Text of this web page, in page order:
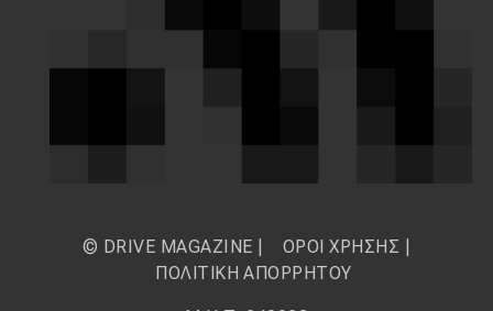
© DRIVE MAGAZINE | ΟΡΟΙ ΧΡΗΣΗΣ
ΠΟΛΙΤΙΚΗ ΑΠΟΡΡΗΤΟΥ